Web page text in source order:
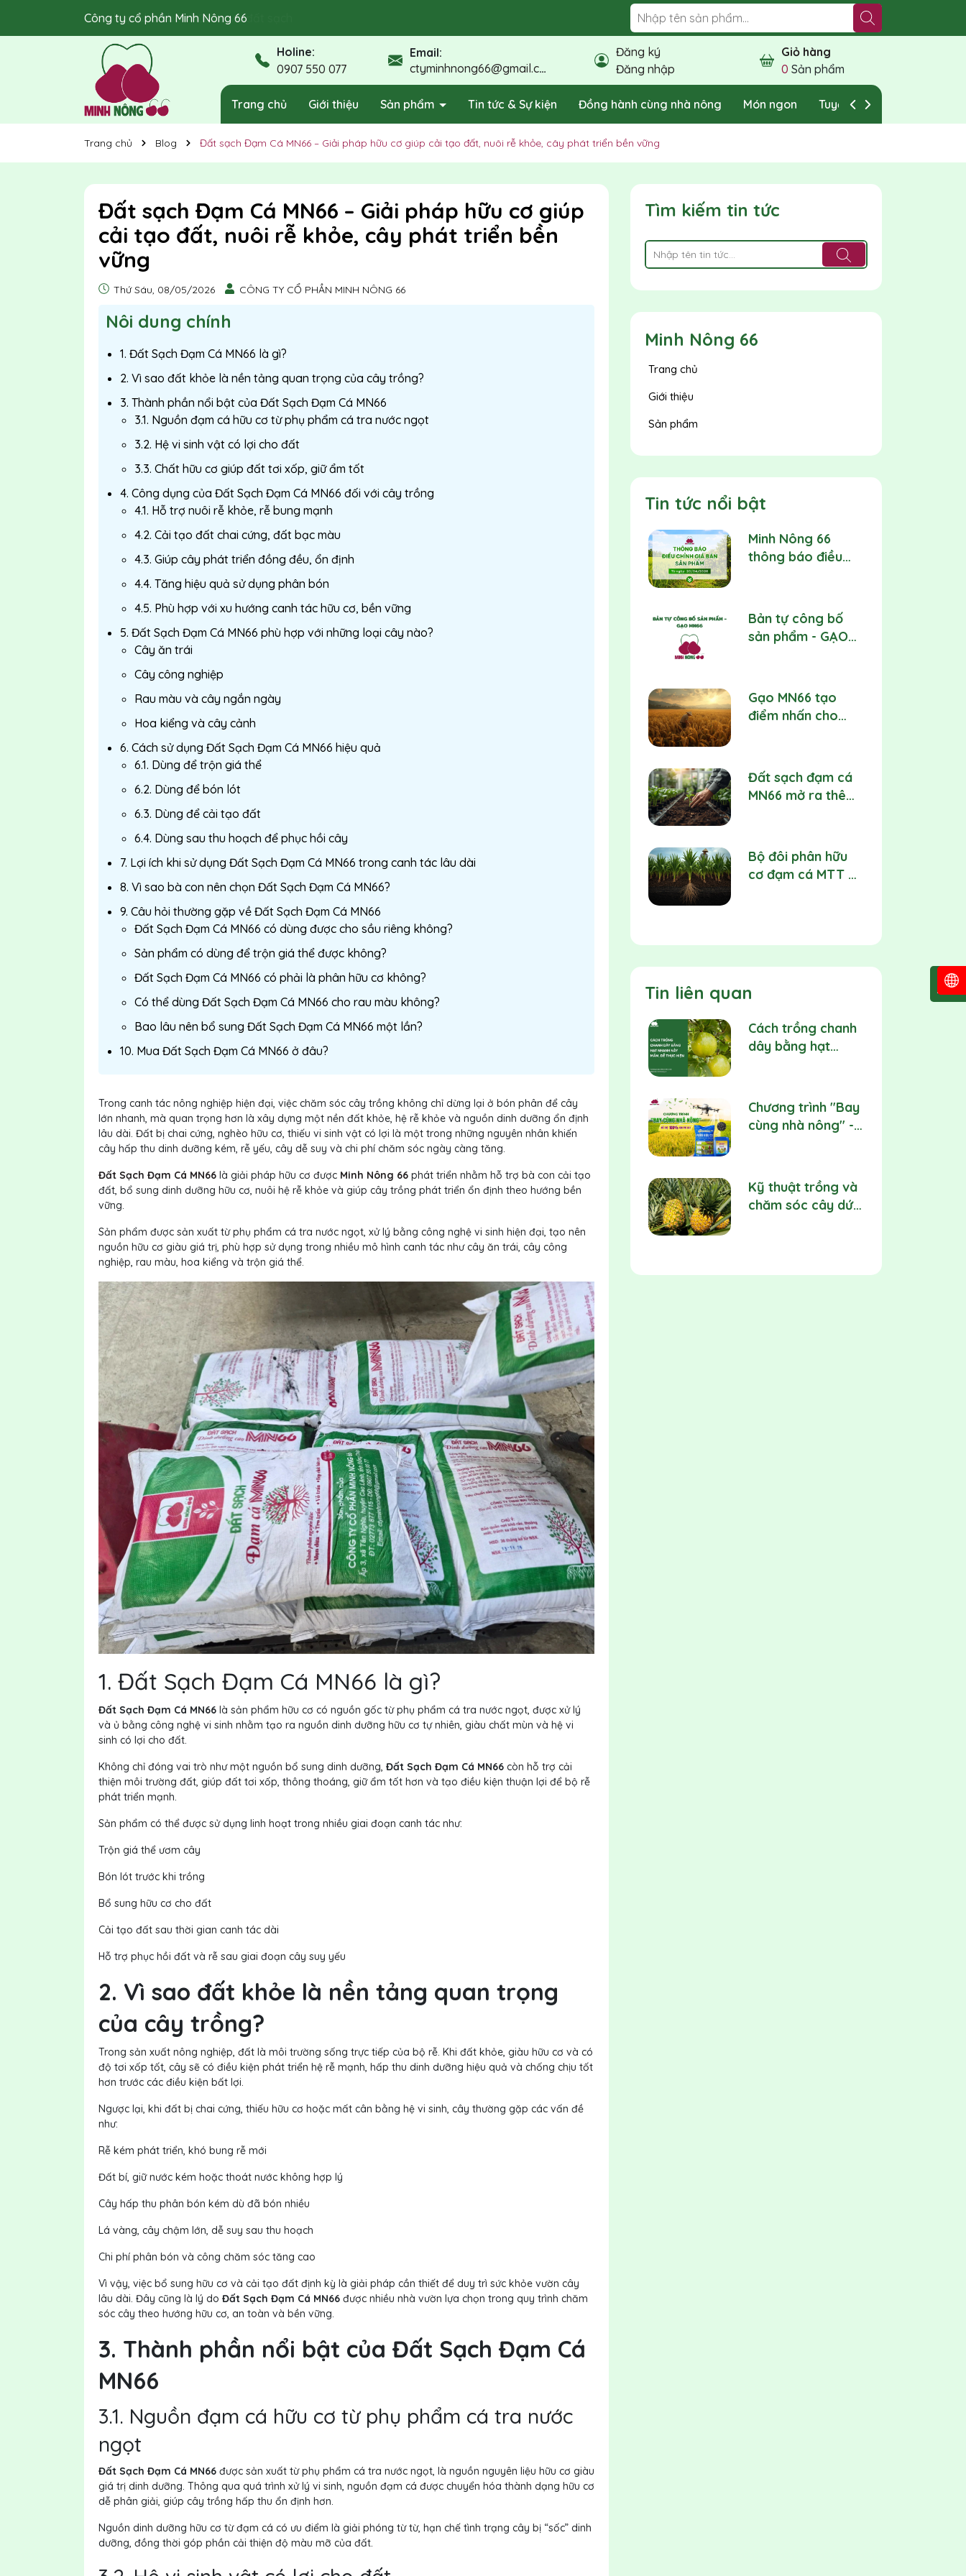
Công ty cổ phần Minh Nông 66
Giải pháp phân bón hữu cơ và đất sạch
Holine:
0907 550 077
Email:
ctyminhnong66@gmail.com
Đăng ký
Đăng nhập
Giỏ hàng
0 Sản phẩm
Trang chủ Giới thiệu Sản phẩm Tin tức & Sự kiện Đồng hành cùng nhà nông Món ngon Tuyển dụng
Trang chủ Blog Đất sạch Đạm Cá MN66 – Giải pháp hữu cơ giúp cải tạo đất, nuôi rễ khỏe, cây phát triển bền vững
Đất sạch Đạm Cá MN66 – Giải pháp hữu cơ giúp
cải tạo đất, nuôi rễ khỏe, cây phát triển bền
vững
Thứ Sáu, 08/05/2026 CÔNG TY CỔ PHẦN MINH NÔNG 66
Nôi dung chính
1. Đất Sạch Đạm Cá MN66 là gì?
2. Vì sao đất khỏe là nền tảng quan trọng của cây trồng?
3. Thành phần nổi bật của Đất Sạch Đạm Cá MN66
3.1. Nguồn đạm cá hữu cơ từ phụ phẩm cá tra nước ngọt
3.2. Hệ vi sinh vật có lợi cho đất
3.3. Chất hữu cơ giúp đất tơi xốp, giữ ẩm tốt
4. Công dụng của Đất Sạch Đạm Cá MN66 đối với cây trồng
4.1. Hỗ trợ nuôi rễ khỏe, rễ bung mạnh
4.2. Cải tạo đất chai cứng, đất bạc màu
4.3. Giúp cây phát triển đồng đều, ổn định
4.4. Tăng hiệu quả sử dụng phân bón
4.5. Phù hợp với xu hướng canh tác hữu cơ, bền vững
5. Đất Sạch Đạm Cá MN66 phù hợp với những loại cây nào?
Cây ăn trái
Cây công nghiệp
Rau màu và cây ngắn ngày
Hoa kiểng và cây cảnh
6. Cách sử dụng Đất Sạch Đạm Cá MN66 hiệu quả
6.1. Dùng để trộn giá thể
6.2. Dùng để bón lót
6.3. Dùng để cải tạo đất
6.4. Dùng sau thu hoạch để phục hồi cây
7. Lợi ích khi sử dụng Đất Sạch Đạm Cá MN66 trong canh tác lâu dài
8. Vì sao bà con nên chọn Đất Sạch Đạm Cá MN66?
9. Câu hỏi thường gặp về Đất Sạch Đạm Cá MN66
Đất Sạch Đạm Cá MN66 có dùng được cho sầu riêng không?
Sản phẩm có dùng để trộn giá thể được không?
Đất Sạch Đạm Cá MN66 có phải là phân hữu cơ không?
Có thể dùng Đất Sạch Đạm Cá MN66 cho rau màu không?
Bao lâu nên bổ sung Đất Sạch Đạm Cá MN66 một lần?
10. Mua Đất Sạch Đạm Cá MN66 ở đâu?
Trong canh tác nông nghiệp hiện đại, việc chăm sóc cây trồng không chỉ dừng lại ở bón phân để cây
lớn nhanh, mà quan trọng hơn là xây dựng một nền đất khỏe, hệ rễ khỏe và nguồn dinh dưỡng ổn định
lâu dài. Đất bị chai cứng, nghèo hữu cơ, thiếu vi sinh vật có lợi là một trong những nguyên nhân khiến
cây hấp thu dinh dưỡng kém, rễ yếu, cây dễ suy và chi phí chăm sóc ngày càng tăng.
Đất Sạch Đạm Cá MN66 là giải pháp hữu cơ được Minh Nông 66 phát triển nhằm hỗ trợ bà con cải tạo
đất, bổ sung dinh dưỡng hữu cơ, nuôi hệ rễ khỏe và giúp cây trồng phát triển ổn định theo hướng bền
vững.
Sản phẩm được sản xuất từphụ phẩm cá tra nước ngọt, xử lý bằng công nghệ vi sinh hiện đại, tạo nên
nguồn hữu cơ giàu giá trị, phù hợp sử dụng trong nhiều mô hình canh tác như cây ăn trái, cây công
nghiệp, rau màu, hoa kiểng và trộn giá thể.
1. Đất Sạch Đạm Cá MN66 là gì?
Đất Sạch Đạm Cá MN66 là sản phẩm hữu cơ có nguồn gốc từ phụ phẩm cá tra nước ngọt, được xử lý
và ủ bằng công nghệ vi sinh nhằm tạo ra nguồn dinh dưỡng hữu cơ tự nhiên, giàu chất mùn và hệ vi
sinh có lợi cho đất.
Không chỉ đóng vai trò như một nguồn bổ sung dinh dưỡng, Đất Sạch Đạm Cá MN66 còn hỗ trợ cải
thiện môi trường đất, giúp đất tơi xốp, thông thoáng, giữ ẩm tốt hơn và tạo điều kiện thuận lợi để bộ rễ
phát triển mạnh.
Sản phẩm có thể được sử dụng linh hoạt trong nhiều giai đoạn canh tác như:
Trộn giá thể ươm cây
Bón lót trước khi trồng
Bổ sung hữu cơ cho đất
Cải tạo đất sau thời gian canh tác dài
Hỗ trợ phục hồi đất và rễ sau giai đoạn cây suy yếu
2. Vì sao đất khỏe là nền tảng quan trọng
của cây trồng?
Trong sản xuất nông nghiệp, đất là môi trường sống trực tiếp của bộ rễ. Khi đất khỏe, giàu hữu cơ và có
độ tơi xốp tốt, cây sẽ có điều kiện phát triển hệ rễ mạnh, hấp thu dinh dưỡng hiệu quả và chống chịu tốt
hơn trước các điều kiện bất lợi.
Ngược lại, khi đất bị chai cứng, thiếu hữu cơ hoặc mất cân bằng hệ vi sinh, cây thường gặp các vấn đề
như:
Rễ kém phát triển, khó bung rễ mới
Đất bí, giữ nước kém hoặc thoát nước không hợp lý
Cây hấp thu phân bón kém dù đã bón nhiều
Lá vàng, cây chậm lớn, dễ suy sau thu hoạch
Chi phí phân bón và công chăm sóc tăng cao
Vì vậy, việc bổ sung hữu cơ và cải tạo đất định kỳ là giải pháp cần thiết để duy trì sức khỏe vườn cây
lâu dài. Đây cũng là lý do Đất Sạch Đạm Cá MN66 được nhiều nhà vườn lựa chọn trong quy trình chăm
sóc cây theo hướng hữu cơ, an toàn và bền vững.
3. Thành phần nổi bật của Đất Sạch Đạm Cá
MN66
3.1. Nguồn đạm cá hữu cơ từ phụ phẩm cá tra nước
ngọt
Đất Sạch Đạm Cá MN66 được sản xuất từ phụ phẩm cá tra nước ngọt, là nguồn nguyên liệu hữu cơ giàu
giá trị dinh dưỡng. Thông qua quá trình xử lý vi sinh, nguồn đạm cá được chuyển hóa thành dạng hữu cơ
dễ phân giải, giúp cây trồng hấp thu ổn định hơn.
Nguồn dinh dưỡng hữu cơ từ đạm cá có ưu điểm là giải phóng từ từ, hạn chế tình trạng cây bị “sốc” dinh
dưỡng, đồng thời góp phần cải thiện độ màu mỡ của đất.
Tìm kiếm tin tức
Minh Nông 66
Trang chủ
Giới thiệu
Sản phẩm
Tin tức nổi bật
Minh Nông 66
thông báo điều
Bản tự công bố
sản phẩm - GẠO
Gạo MN66 tạo
điểm nhấn cho
chuyện từ giống
lúa OM18
Đất sạch đạm cá
MN66 mở ra thêm
màu, hoa kiểng và
cây ăn trái
Bộ đôi phân hữu
cơ đạm cá MTT và
66
Tin liên quan
Cách trồng chanh
dây bằng hạt
Chương trình "Bay
cùng nhà nông" -
bay drone
Kỹ thuật trồng và
chăm sóc cây dứa